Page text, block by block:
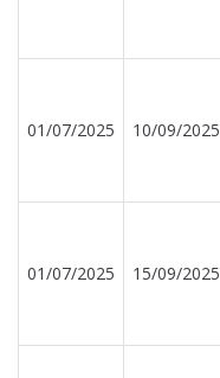
01/07/2025 10/09/2025
01/07/2025 15/09/2025